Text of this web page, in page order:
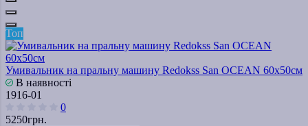
Топ
Умивальник на пральну машину Redokss San OCEAN 60x50cм
В наявності
1916-01
0
5250грн.